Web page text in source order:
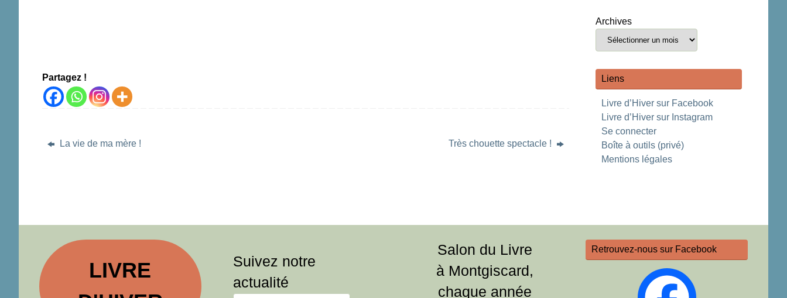
Partagez !
La vie de ma mère ! Très chouette spectacle !
Archives
Liens
Livre d’Hiver sur Facebook
Livre d’Hiver sur Instagram
Se connecter
Boîte à outils (privé)
Mentions légales
LIVRE
Suivez notre
actualité
Salon du Livre
à Montgiscard,
chaque année
Retrouvez-nous sur Facebook